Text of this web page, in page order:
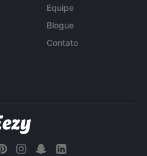
Equipe
Blogue
Contato